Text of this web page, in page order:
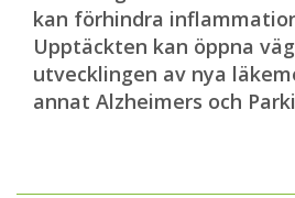
kan förhindra
Upptäckten kan öppna
utvecklingen av nya
annat Alzheimers och